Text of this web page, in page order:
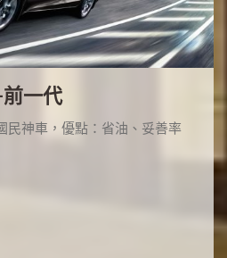
前一代
民神車，優點：省油、妥善率